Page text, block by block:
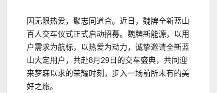
因无限热爱，聚志同道合。近日，魏牌全新蓝山
百人交车仪式正式启动招募。魏牌新能源，以用
户需求为航标，以热爱为动力，诚挚邀请全新蓝
山大定用户，共赴8月29日的交车盛典，共同迎
来梦寐以求的荣耀时刻，步入一场前所未有的美
好之旅。